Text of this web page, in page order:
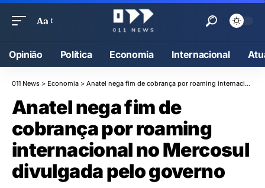
Aa
Opinião Política Economia Internacional
011 News > Economia > Anatel nega fim de cobrança por roaming internacional no Mercosul divulgada pelo governo
Anatel nega fim de
cobrança por roaming
internacional no Mercosul
divulgada pelo governo